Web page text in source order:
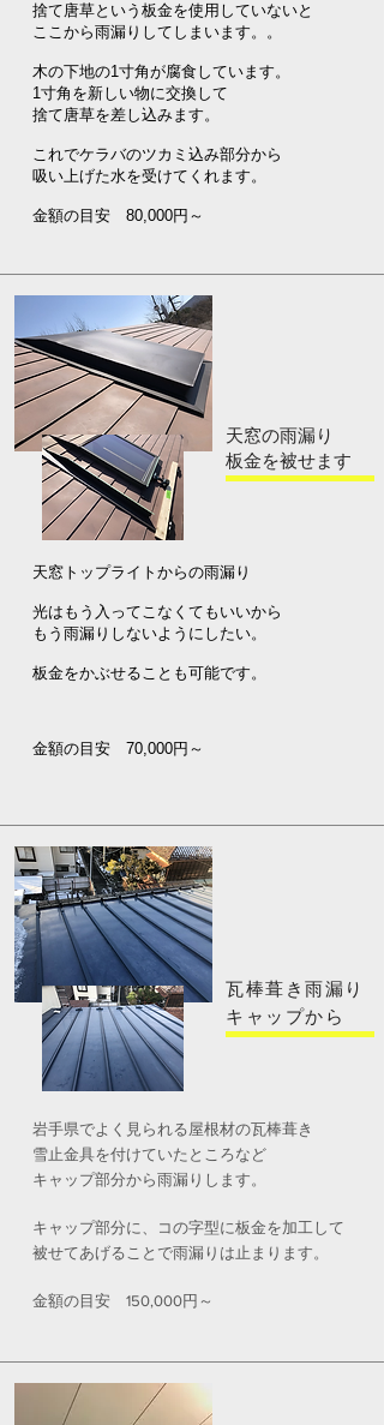
捨て唐草という板金を使用していないと
ここから雨漏りしてしまいます。。
木の下地の1寸角が腐食しています。
1寸角を新しい物に交換して
捨て唐草を差し込みます。
これでケラバのツカミ込み部分から
吸い上げた水を受けてくれます。
​金額の目安 80,000円～
天窓の雨漏り
​板金を被せます
天窓トップライトからの雨漏り
光はもう入ってこなくてもいいから
もう雨漏りしないようにしたい。​
板金をかぶせることも可能です。
金額の目安 70,000円～
瓦棒葺き雨漏り
​キャップから
岩手県でよく見られる屋根材の瓦棒葺き
雪止金具を付けていたところなど
キャップ部分から雨漏りします。
キャップ部分に、コの字型に板金を加工して
被せてあげることで雨漏りは止まります。
​金額の目安 150,000円～